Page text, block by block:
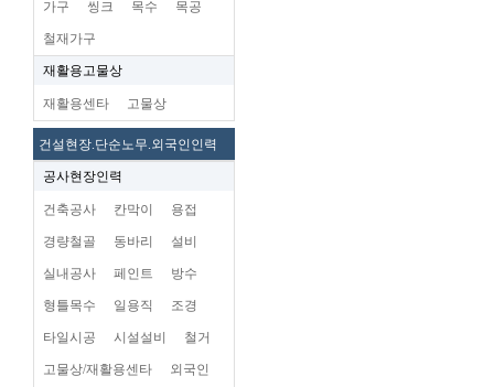
가구 씽크 목수 목공
철재가구
재활용고물상
재활용센타 고물상
건설현장.단순노무.외국인인력
공사현장인력
건축공사 칸막이 용접
경량철골 동바리 설비
실내공사 페인트 방수
형틀목수 일용직 조경
타일시공 시설설비 철거
고물상/재활용센타 외국인